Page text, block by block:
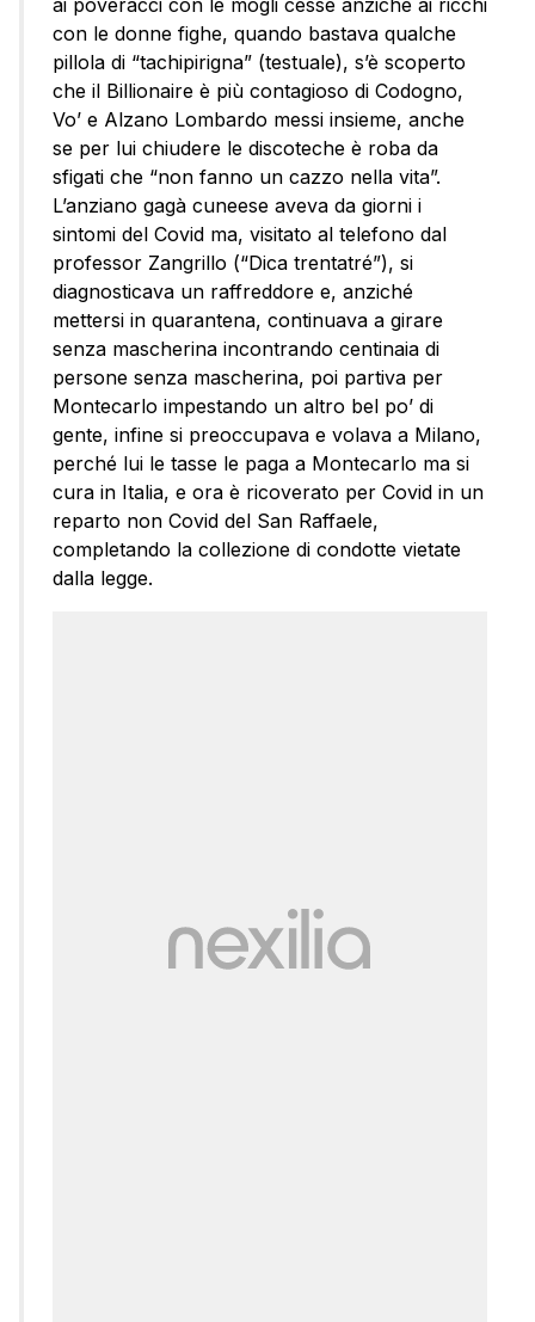
ai poveracci con le mogli cesse anziché ai ricchi
con le donne fighe, quando bastava qualche
pillola di “tachipirigna” (testuale), s’è scoperto
che il Billionaire è più contagioso di Codogno,
Vo’ e Alzano Lombardo messi insieme, anche
se per lui chiudere le discoteche è roba da
sfigati che “non fanno un cazzo nella vita”.
L’anziano gagà cuneese aveva da giorni i
sintomi del Covid ma, visitato al telefono dal
professor Zangrillo (“Dica trentatré”), si
diagnosticava un raffreddore e, anziché
mettersi in quarantena, continuava a girare
senza mascherina incontrando centinaia di
persone senza mascherina, poi partiva per
Montecarlo impestando un altro bel po’ di
gente, infine si preoccupava e volava a Milano,
perché lui le tasse le paga a Montecarlo ma si
cura in Italia, e ora è ricoverato per Covid in un
reparto non Covid del San Raffaele,
completando la collezione di condotte vietate
dalla legge.